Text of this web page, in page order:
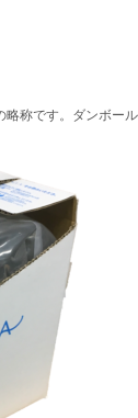
称です。ダンボー